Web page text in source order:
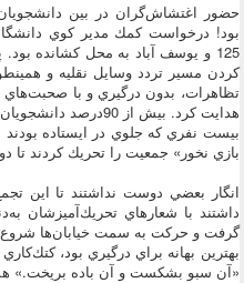
حضور اغتشاش‌گران در بين
بود! درخواست كمك مدير كوي دانشگاه
125 و يوسف آباد به محل كشانده
كردن مسير تردد وسايل نقليه و
تظاهرات، بدون درگيري و با
هدايت كرد. بيش از
بیست نفري كه جلوي در ايستاده بودند
بازي نخور» جمعيت را تحريك كردند تا
انگار بعضي دوست نداشتند تا اين
داشتند با شعارهاي تحريك‌آميزشان
گرفت و حركت به سمت خيابان‌ها
بهترين بهانه براي درگيري بود،
«آن سبو بشكست و آن باده بريخت.»